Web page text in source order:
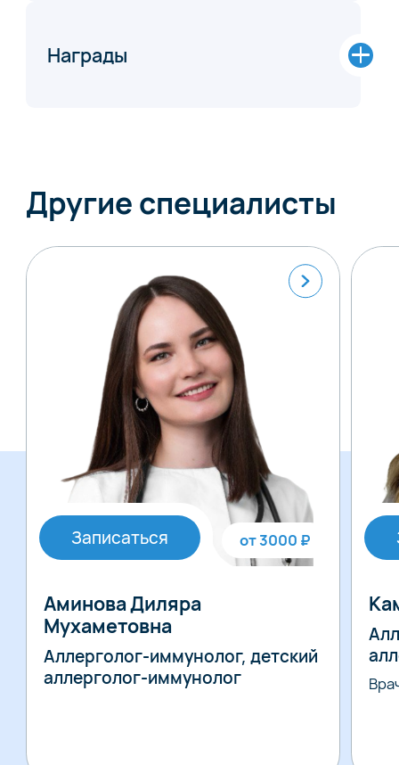
Награды
Другие специалисты
Записаться от 3000 ₽
Аминова Диляра
Мухаметовна
Аллерголог-иммунолог, детский
аллерголог-иммунолог